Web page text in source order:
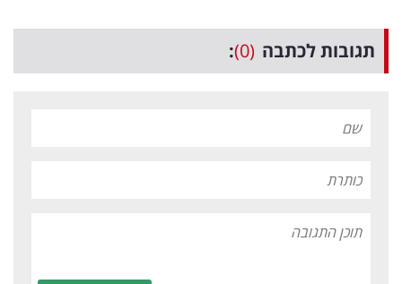
תגובות לכתבה (0)
: